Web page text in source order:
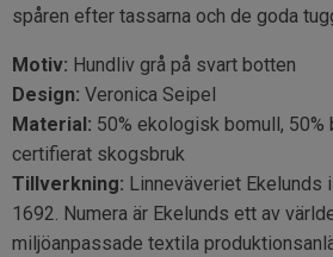
spåren efter tassarna och de goda
Motiv: Hundliv grå på svart botten
Design: Veronica Seipel
Material: 50% ekologisk bomull,
certifierat skogsbruk
Tillverkning: Linneväveriet Ekelunds
1692. Numera är Ekelunds ett av
miljöanpassade textila